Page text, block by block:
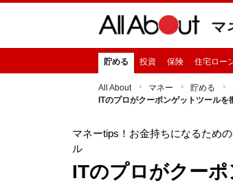
マ
貯める 投資 保険 住宅ロー
All About マネー 貯める
ITのプロがクーポンゲットツールを
マネーtips！お金持ちになるため
ル
ITのプロがクーポ